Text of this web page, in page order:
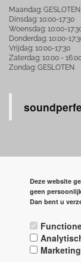
Maandag: GESLOTEN
Dinsdag: 10:00-17:30
Woensdag: 10:00-
Donderdag: 10:00-
Vrijdag: 10:00-17:30
Zaterdag: 10:00 -
Zondag: GESLOTEN
Deze website
geen
Dan bent u
Marketing